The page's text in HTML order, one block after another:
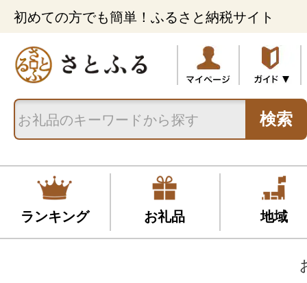
初めての方でも簡単！ふるさと納税サイト
検索
ランキング お礼品 地域